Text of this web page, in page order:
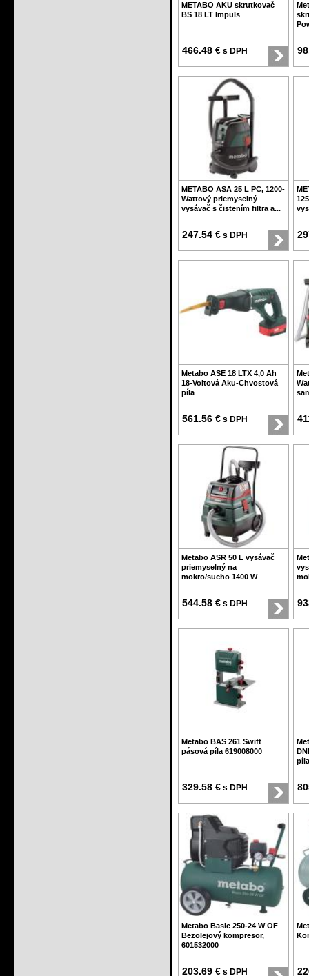
METABO AKU skrutkovač
BS 18 LT Impuls
466.48 € s DPH
METABO ASA 25 L PC, 1200-
Wattový priemyselný
vysávač s čistením filtra a...
247.54 € s DPH
Metabo ASE 18 LTX 4,0 Ah
18-Voltová Aku-Chvostová
píla
561.56 € s DPH
Metabo ASR 50 L vysávač
priemyselný na
mokro/sucho 1400 W
544.58 € s DPH
Metabo BAS 261 Swift
pásová píla 619008000
329.58 € s DPH
Metabo Basic 250-24 W OF
Bezolejový kompresor,
601532000
203.69 € s DPH